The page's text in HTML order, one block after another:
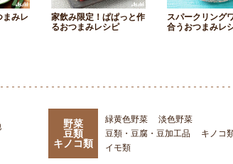
まみレ
家飲み限定！ぱぱっと作
るおつまみレシピ
スパークリング
合うおつまみレ
野菜
豆類
キノコ類
緑黄色野菜
淡色野菜
豆類・豆腐・豆加工品
キノコ
イモ類